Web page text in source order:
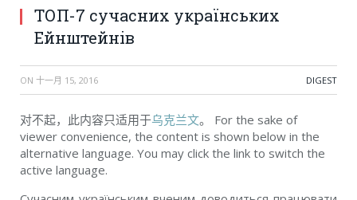
ТОП-7 сучасних українських
Ейнштейнів
ON 十一月 15, 2016 DIGEST
对不起，此内容只适用于乌克兰文。 For the sake of
viewer convenience, the content is shown below in the
alternative language. You may click the link to switch the
active language.